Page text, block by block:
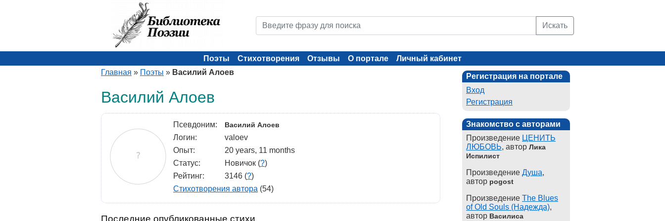
Искать
Поэты Стихотворения Отзывы О портале
Личный кабинет
Главная » Поэты » Василий Алоев
Василий Алоев
Псевдоним: Василий Алоев
Логин:
valoev
Опыт:
20 years, 11 months
Статус:
Новичок (?)
Рейтинг:
3146 (?)
Стихотворения автора (54)
Последние опубликованные стихи
Регистрация на портале
Вход
Регистрация
Знакомство с авторами
Произведение ЦЕНИТЬ
ЛЮБОВЬ, автор Лика
Испилист
Произведение Душа,
автор pogost
Произведение The Blues
of Old Souls (Надежда),
автор Василиса